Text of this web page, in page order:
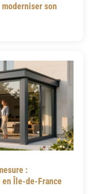
son
:
en Île-de-France